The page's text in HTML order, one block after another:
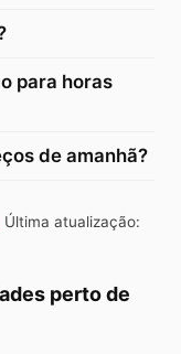
para horas
de amanhã?
Última atualização:
perto de